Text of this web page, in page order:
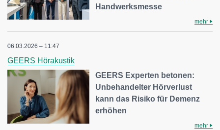
Handwerksmesse
mehr
06.03.2026 – 11:47
GEERS Hörakustik
GEERS Experten betonen:
Unbehandelter Hörverlust
kann das Risiko für Demenz
erhöhen
mehr